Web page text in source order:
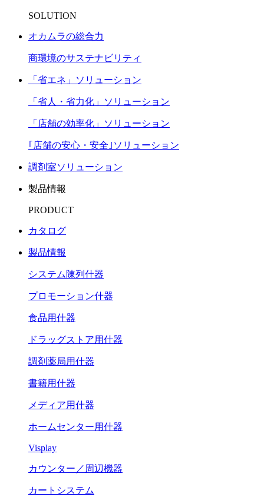
SOLUTION
オカムラの総合力
商環境のサステナビリティ
「省エネ」ソリューション
「省人・省力化」ソリューション
「店舗の効率化」ソリューション
｢店舗の安心・安全｣ソリューション
調剤室ソリューション
製品情報
PRODUCT
カタログ
製品情報
システム陳列什器
プロモーション什器
食品用什器
ドラッグストア用什器
調剤薬局用什器
書籍用什器
メディア用什器
ホームセンター用什器
Visplay
カウンター／周辺機器
カートシステム